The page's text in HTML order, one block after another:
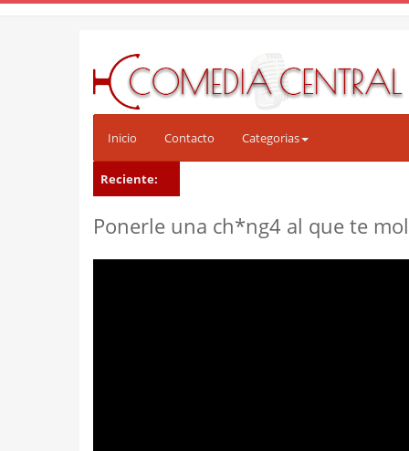
Inicio Contacto Categorias
Reciente:
Ponerle una ch*ng4 al que te